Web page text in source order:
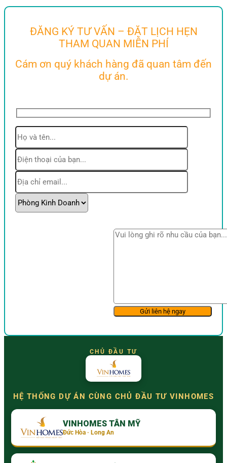
ĐĂNG KÝ TƯ VẤN – ĐẶT LỊCH HẸN
THAM QUAN MIỄN PHÍ
Cám ơn quý khách hàng đã quan tâm đến
dự án.
CHỦ ĐẦU TƯ
HỆ THỐNG DỰ ÁN CÙNG CHỦ ĐẦU TƯ VINHOMES
VINHOMES TÂN MỸ
Đức Hòa · Long An